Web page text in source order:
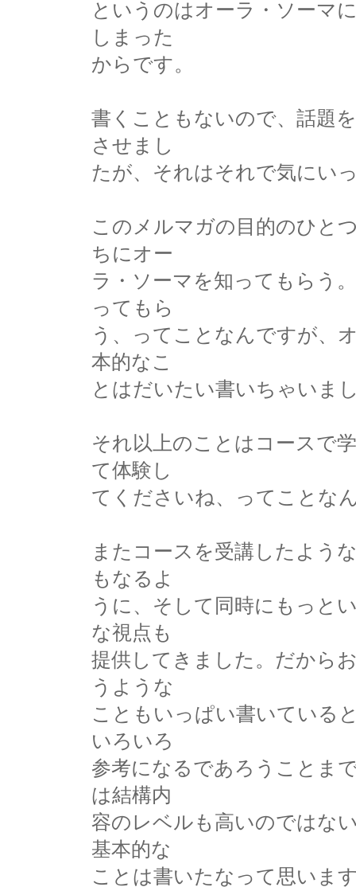
というのはオーラ・ソーマ
しまった
からです。
書くこともないので、話題
させまし
たが、それはそれで気にい
このメルマガの目的のひと
ちにオー
ラ・ソーマを知ってもらう
ってもら
う、ってことなんですが、
本的なこ
とはだいたい書いちゃいま
それ以上のことはコースで
て体験し
てくださいね、ってことな
またコースを受講したよう
もなるよ
うに、そして同時にもっと
な視点も
提供してきました。だから
うような
こともいっぱい書いている
いろいろ
参考になるであろうことま
は結構内
容のレベルも高いのではな
基本的な
ことは書いたなって思いま